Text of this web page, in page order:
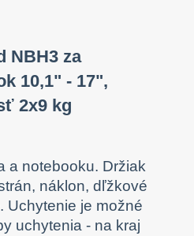
NBH3 za
10,1" - 17",
2x9 kg
a notebooku. Držiak
náklon, dľžkové
Uchytenie je možné
uchytenia - na kraj